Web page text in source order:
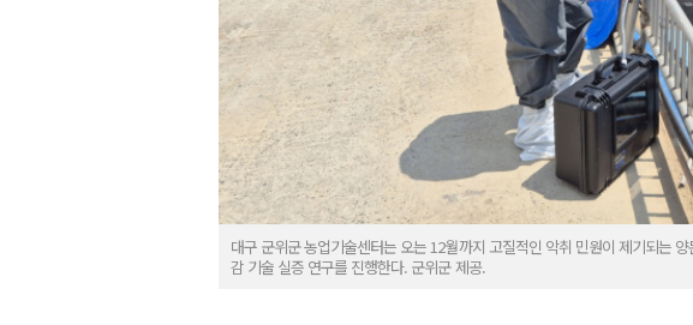
대구 군위군 농업기술센터는 오는 12월까지 고질적인 악취 민원이 제기되는
감 기술 실증 연구를 진행한다. 군위군 제공.